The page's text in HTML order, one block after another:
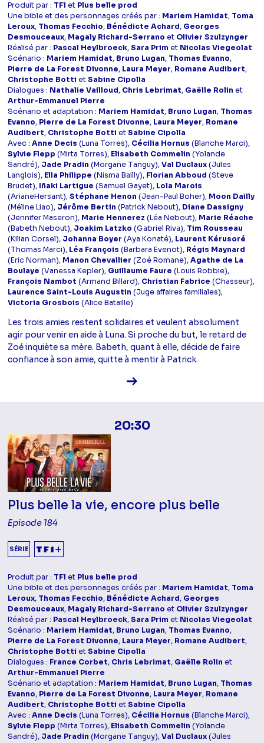
Produit par : TF1 et Plus belle prod
Une bible et des personnages créés par : Mariem Hamidat, Toma
Leroux, Thomas Fecchio, Bénédicte Achard, Georges
Desmouceaux, Magaly Richard-Serrano et Olivier Szulzynger
Réalisé par : Pascal Heylbroeck,Sara Prim et Nicolas Viegeolat
Scénario : Mariem Hamidat, Bruno Lugan, Thomas Evanno,
Pierre de La Forest Divonne, Laura Meyer, Romane Audibert,
Christophe Botti etSabine Cipolla
Dialogues : Nathalie Vailloud, Chris Lebrimat, Gaëlle Rolin et
Arthur-Emmanuel Pierre
Scénario et adaptation : Mariem Hamidat, Bruno Lugan, Thomas
Evanno, Pierre de La Forest Divonne, Laura Meyer, Romane
Audibert, Christophe Botti etSabine Cipolla
Avec :Anne Decis (Luna Torres), Cécilia Hornus (Blanche Marci),
Sylvie Flepp (Mirta Torres), Elisabeth Commelin (Yolande
Sandré), Jade Pradin (Morgane Tanguy),Val Duclaux(Jules
Langlois), Ella Philippe (Nisma Bailly), Florian Abboud (Steve
Brudet), Iñaki Lartigue (Samuel Gayet), Lola Marois
(ArianeHersant),Stéphane Henon (Jean-Paul Boher), Moon Dailly
(Méline Liao), Jérôme Bertin (Patrick Nebout), Diane Dassigny
(Jennifer Maseron), Marie Hennerez (Léa Nebout), Marie Réache
(Babeth Nebout), Joakim Latzko (Gabriel Riva), Tim Rousseau
(Kilian Corsel), Johanna Boyer (Aya Konaté), Laurent Kérusoré
(Thomas Marci), Léa François (Barbara Evenot), Régis Maynard
(Eric Norman), Manon Chevallier (Zoé Romane),Agathe de La
Boulaye (Vanessa Kepler), Guillaume Faure (Louis Robbie),
François Nambot (Armand Billard), Christian Fabrice (Chasseur),
Laurence Saint-Louis Augustin (Juge affaires familiales),
Victoria Grosbois (Alice Bataille)
Les trois amies restent solidaires et veulent absolument
agir pour venir en aide à Luna. Si proche du but, le retard de
Zoé inquiète sa mère. Babeth, quant à elle, décide de faire
confiance à son amie, quitte à mentir à Patrick.
Voir la fiche diffusion
20:30
Plus belle la vie, encore plus belle
Episode 184
SÉRIE
Produit par : TF1 et Plus belle prod
Une bible et des personnages créés par : Mariem Hamidat, Toma
Leroux, Thomas Fecchio, Bénédicte Achard, Georges
Desmouceaux, Magaly Richard-Serrano et Olivier Szulzynger
Réalisé par : Pascal Heylbroeck,Sara Prim et Nicolas Viegeolat
Scénario : Mariem Hamidat, Bruno Lugan, Thomas Evanno,
Pierre de La Forest Divonne, Laura Meyer, Romane Audibert,
Christophe Botti etSabine Cipolla
Dialogues : France Corbet, Chris Lebrimat, Gaëlle Rolin et
Arthur-Emmanuel Pierre
Scénario et adaptation : Mariem Hamidat, Bruno Lugan, Thomas
Evanno, Pierre de La Forest Divonne, Laura Meyer, Romane
Audibert, Christophe Botti etSabine Cipolla
Avec :Anne Decis (Luna Torres), Cécilia Hornus (Blanche Marci),
Sylvie Flepp (Mirta Torres), Elisabeth Commelin (Yolande
Sandré), Jade Pradin (Morgane Tanguy),Val Duclaux(Jules